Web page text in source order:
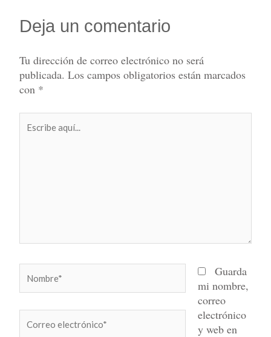
Deja un comentario
Tu dirección de correo electrónico no será
publicada. Los campos obligatorios están marcados
con *
aquí...
electrónico*
Guarda
mi nombre,
correo
electrónico
y web en